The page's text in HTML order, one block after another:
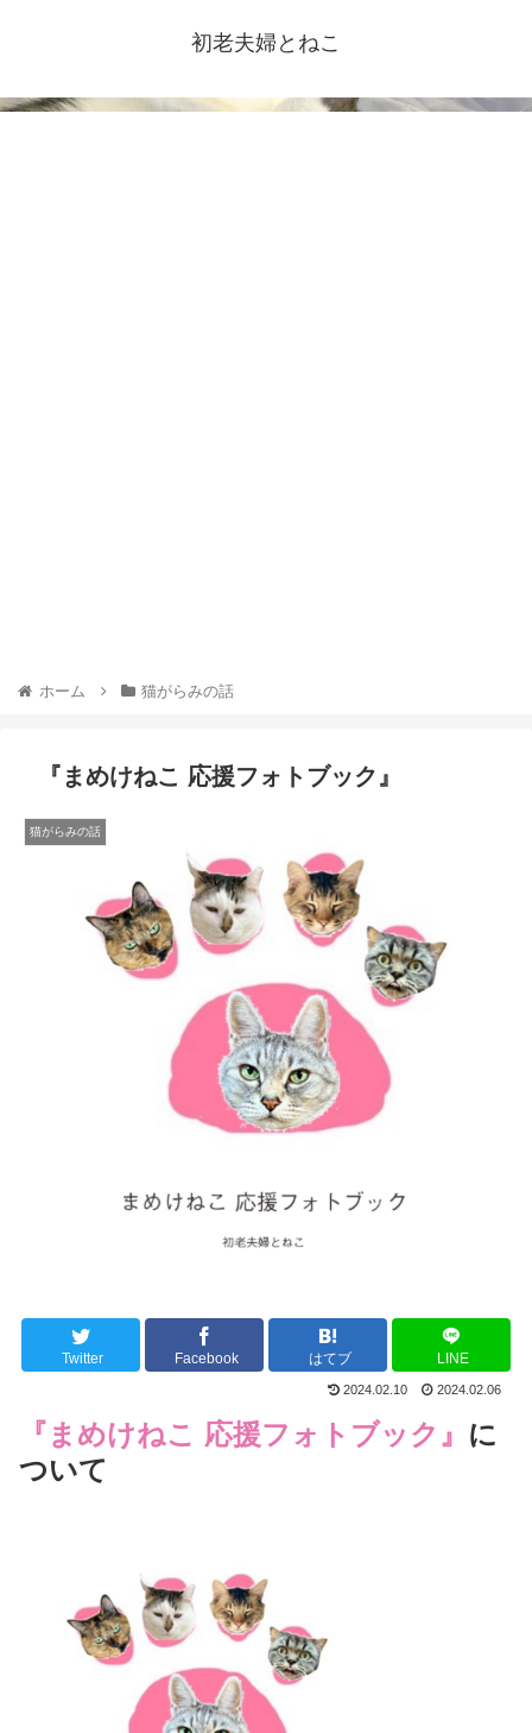
初老夫婦とねこ
ホーム 猫がらみの話
『まめけねこ 応援フォトブック』
猫がらみの話
Twitter Facebook はてブ LINE
2024.02.10 2024.02.06
『まめけねこ 応援フォトブック』 に
ついて